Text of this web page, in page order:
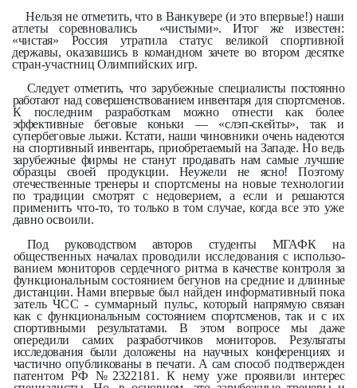
Нельзя не отметить, что в Ванкувере (и это впервые!) наши
атлеты соревновались «чистыми». Итог же известен:
«чистая» Россия утратила статус великой спортивной
державы, оказавшись в командном зачете во втором десятке
стран-участниц Олимпийских игр.
Следует отметить, что зарубежные специалис­ты постоянно
работают над совершенс­твованием инвентаря для спортсменов.
К последним разработкам можно от­нести как более
эффективные беговыеконьки — «слэп-скейты», так и
cупербеговые лыжи. Кстати, наши чиновники очень надеются
на спортивный инвентарь, приобретаемый на Западе. Но ведь
зарубежные фирмы не станут продавать нам самые лучшие
образцы своей продукции. Неужели не ясно! Поэтому
отечественные тренерыи спортсмены на новые технологии
по традиции смотрят с недоверием, аесли и решаются
применить что-то,то только в том случае, когда все это уже
давно освоили.
Под руководством авторов студенты МГАФК на
общественных началах проводили исследования с использо­
ванием мониторов сердечного ритма в качестве контроля за
функциональ­ным состоянием бегунов на средние и длинные
дистанции. Нами впервые был найден информативный пока­
затель ЧСС - суммарный пульс,который напрямую связан
как с функ­циональным состоянием спортсменов,так и с их
спортивными результатами.В этом вопросе мы даже
опередили самих разработчиков мониторов. Ре­зультаты
исследования были доложены на научных конференциях и
частично опубликованы в печати. А сам способ подтвержден
патентом РФ №2322181. К немууже проявили интерес